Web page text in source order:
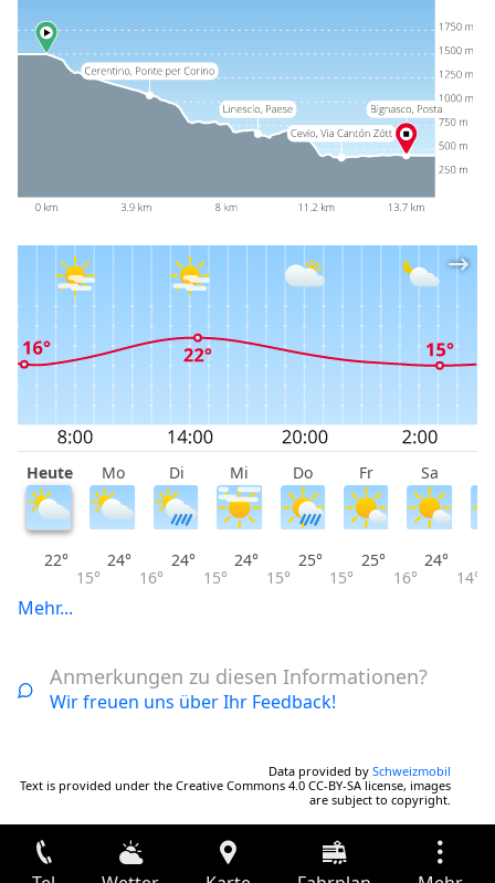
Heute Mo Di Mi Do Fr Sa
22°
15°
24°
16°
24°
15°
24°
15°
25°
15°
25°
16°
24°
14°
Mehr...
Anmerkungen zu diesen Informationen?
Wir freuen uns über Ihr Feedback!
Data provided by Schweizmobil
Text is provided under the Creative Commons 4.0 CC-BY-SA license, images
are subject to copyright.